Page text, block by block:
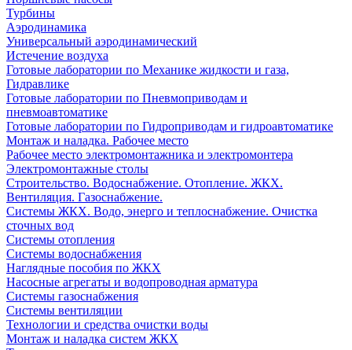
Турбины
Аэродинамика
Универсальный аэродинамический
Истечение воздуха
Готовые лаборатории по Механике жидкости и газа,
Гидравлике
Готовые лаборатории по Пневмоприводам и
пневмоавтоматике
Готовые лаборатории по Гидроприводам и гидроавтоматике
Монтаж и наладка. Рабочее место
Рабочее место электромонтажника и электромонтера
Электромонтажные столы
Строительство. Водоснабжение. Отопление. ЖКХ.
Вентиляция. Газоснабжение.
Системы ЖКХ. Водо, энерго и теплоснабжение. Очистка
сточных вод
Системы отопления
Системы водоснабжения
Наглядные пособия по ЖКХ
Насосные агрегаты и водопроводная арматура
Системы газоснабжения
Системы вентиляции
Технологии и средства очистки воды
Монтаж и наладка систем ЖКХ